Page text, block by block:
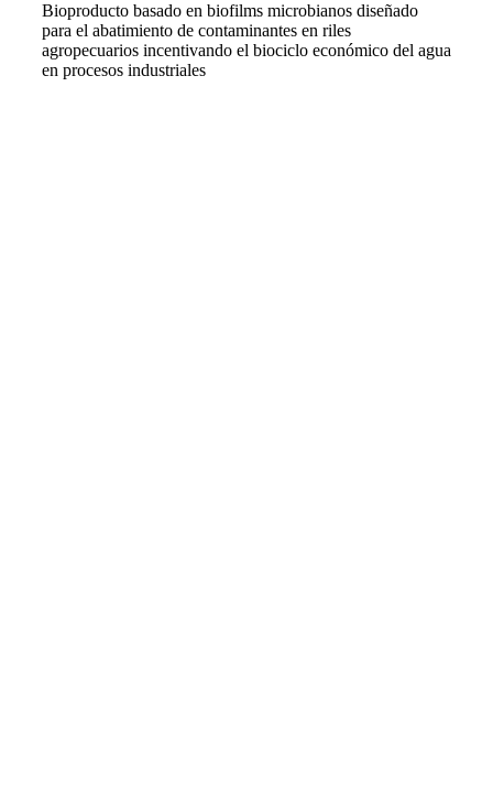
Bioproducto basado en biofilms microbianos diseñado
para el abatimiento de contaminantes en riles
agropecuarios incentivando el biociclo económico del agua
en procesos industriales